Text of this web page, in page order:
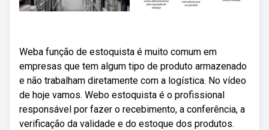
Weba função de estoquista é muito comum em
empresas que tem algum tipo de produto armazenado
e não trabalham diretamente com a logística. No vídeo
de hoje vamos. Webo estoquista é o profissional
responsável por fazer o recebimento, a conferência, a
verificação da validade e do estoque dos produtos.